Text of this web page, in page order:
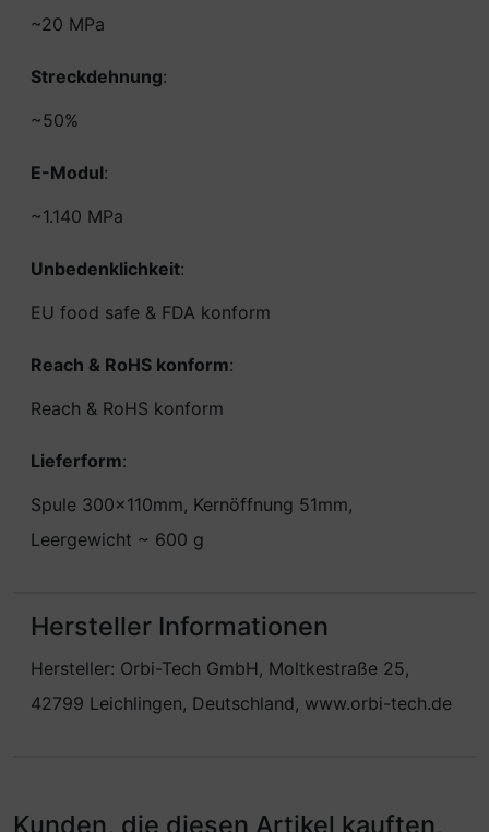
~20 MPa
Streckdehnung:
~50%
E-Modul:
~1.140 MPa
Unbedenklichkeit:
EU food safe & FDA konform
Reach & RoHS konform:
Reach & RoHS konform
Lieferform:
Spule 300x110mm, Kernöffnung 51mm,
Leergewicht ~ 600 g
Hersteller Informationen
Hersteller: Orbi-Tech GmbH, Moltkestraße 25,
42799 Leichlingen, Deutschland, www.orbi-tech.de
Kunden, die diesen Artikel kauften,